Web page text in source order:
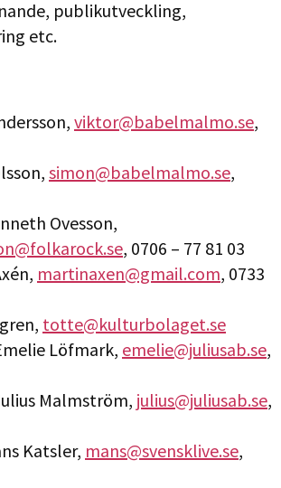
publikutveckling,
etc.
viktor@babelmalmo.se,
simon@babelmalmo.se,
Ovesson,
, 0706 – 77 81 03
martinaxen@gmail.com, 0733
totte@kulturbolaget.se
Löfmark, emelie@juliusab.se,
Malmström, julius@juliusab.se,
Katsler, mans@svensklive.se,